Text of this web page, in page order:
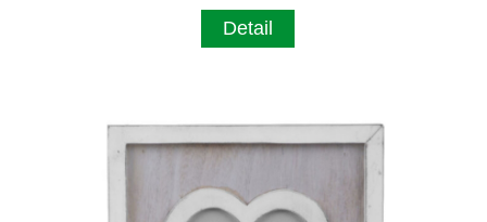
Detail